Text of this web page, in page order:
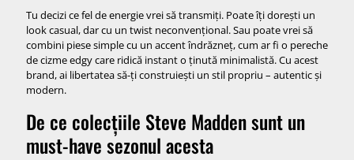
Tu decizi ce fel de energie vrei să transmiți. Poate îți dorești un
look casual, dar cu un twist neconvențional. Sau poate vrei să
combini piese simple cu un accent îndrăzneț, cum ar fi o pereche
de cizme edgy care ridică instant o ținută minimalistă. Cu acest
brand, ai libertatea să-ți construiești un stil propriu – autentic și
modern.
De ce colecțiile Steve Madden sunt un
must-have sezonul acesta